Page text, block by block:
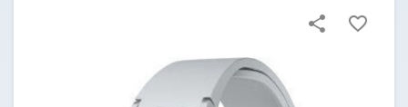
favorite_border
share